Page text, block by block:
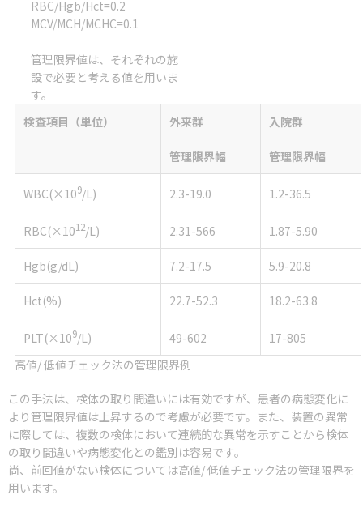
RBC/Hgb/Hct=0.2
MCV/MCH/MCHC=0.1
管理限界値は、それぞれの施
設で必要と考える値を用いま
す。
検査項目（単位）
外来群 入院群
管理限界幅 管理限界幅
WBC(×109/L) 2.3-19.0 1.2-36.5
RBC(×1012/L) 2.31-566 1.87-5.90
Hgb(g/dL) 7.2-17.5 5.9-20.8
Hct(%) 22.7-52.3 18.2-63.8
PLT(×109/L) 49-602
17-805
高値/ 低値チェック法の管理限界例
この手法は、検体の取り間違いには有効ですが、患者の病態変化に
より管理限界値は上昇するので考慮が必要です。また、装置の異常
に際しては、複数の検体において連続的な異常を示すことから検体
の取り間違いや病態変化との鑑別は容易です。
尚、前回値がない検体については高値/ 低値チェック法の管理限界を
用います。